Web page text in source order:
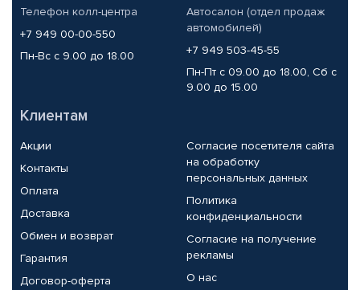
Телефон колл-центра
+7 949 00-00-550
Пн-Вс с 9.00 до 18.00
Автосалон (отдел продаж
автомобилей)
+7 949 503-45-55
Пн-Пт с 09.00 до 18.00, Сб с
9.00 до 15.00
Клиентам
Акции
Контакты
Оплата
Доставка
Обмен и возврат
Гарантия
Договор-оферта
Согласие посетителя сайта
на обработку
персональных данных
Политика
конфиденциальности
Согласие на получение
рекламы
О нас